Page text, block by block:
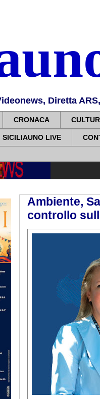
Diretta
CRONACA
SICILIAUNO LIVE
Ambiente,
controllo